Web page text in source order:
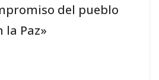
del pueblo
la Paz»